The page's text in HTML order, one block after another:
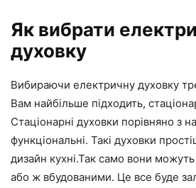
Як вибрати
духовку
Вибираючи електричну духовку
Вам найбільше підходить,
Стаціонарні духовки порівняно з
функціональні. Такі духовки
дизайн кухні.Так само вони
або ж вбудованими. Це все буде